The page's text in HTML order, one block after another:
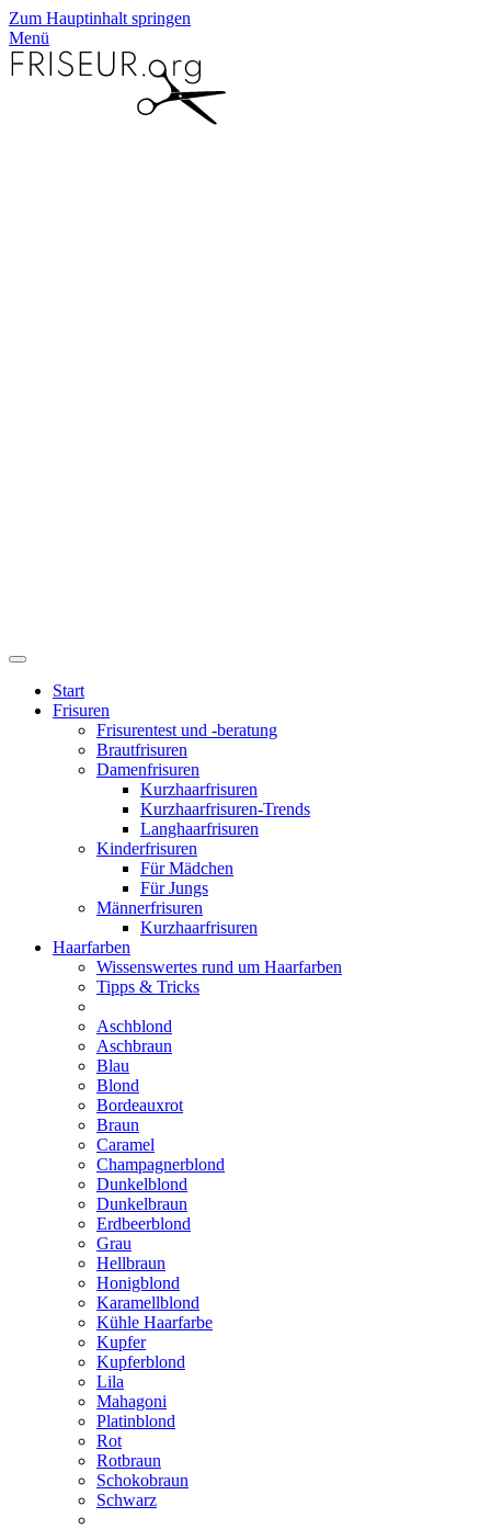
Zum Hauptinhalt springen
Menü
Start
Frisuren
Frisurentest und -beratung
Brautfrisuren
Damenfrisuren
Kurzhaarfrisuren
Kurzhaarfrisuren-Trends
Langhaarfrisuren
Kinderfrisuren
Für Mädchen
Für Jungs
Männerfrisuren
Kurzhaarfrisuren
Haarfarben
Wissenswertes rund um Haarfarben
Tipps & Tricks
Aschblond
Aschbraun
Blau
Blond
Bordeauxrot
Braun
Caramel
Champagnerblond
Dunkelblond
Dunkelbraun
Erdbeerblond
Grau
Hellbraun
Honigblond
Karamellblond
Kühle Haarfarbe
Kupfer
Kupferblond
Lila
Mahagoni
Platinblond
Rot
Rotbraun
Schokobraun
Schwarz